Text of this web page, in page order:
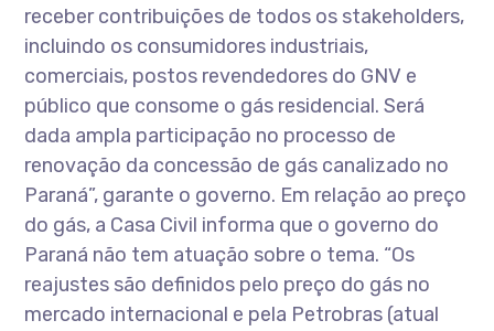
receber contribuições de todos os stakeholders,
incluindo os consumidores industriais,
comerciais, postos revendedores do GNV e
público que consome o gás residencial. Será
dada ampla participação no processo de
renovação da concessão de gás canalizado no
Paraná”, garante o governo. Em relação ao preço
do gás, a Casa Civil informa que o governo do
Paraná não tem atuação sobre o tema. “Os
reajustes são definidos pelo preço do gás no
mercado internacional e pela Petrobras (atual